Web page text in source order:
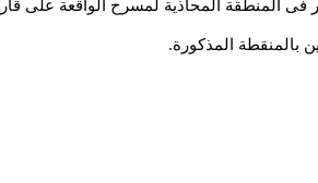
فى المنطقة المحاذية لمسرح الواقعة على
بالمنقطة المذكورة.